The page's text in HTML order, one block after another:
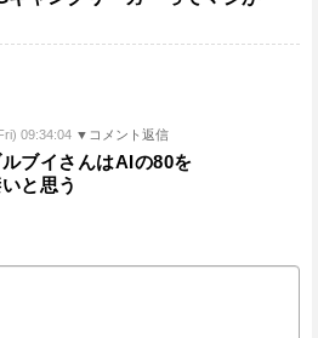
09:34:04 ▼コメント返信
ブイさんはAIの80を
と思う